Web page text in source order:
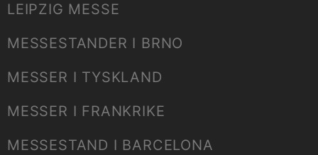
LEIPZIG MESSE
MESSESTANDER I BRNO
MESSER I TYSKLAND
MESSER I FRANKRIKE
MESSESTAND I BARCELONA